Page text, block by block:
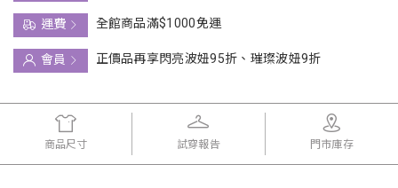
運費
全館商品滿$1000免運
會員
正價品再享閃亮波妞95折、璀璨波妞9折
商品尺寸 試穿報告 門市庫存